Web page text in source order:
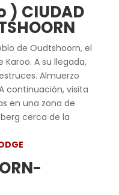
) CIUDAD
de Oudtshoorn, el
A su llegada,
Almuerzo
continuación, visita
en una zona de
cerca de la